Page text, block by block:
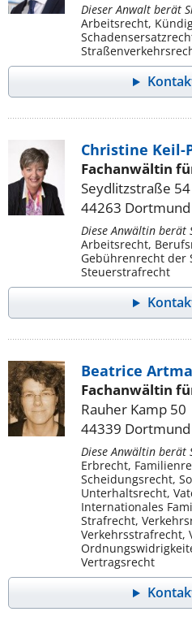
Dieser Anwalt berät
Arbeitsrecht,
Christine Keil-
Fachanwältin
Seydlitzstraße 54
44263 Dortmund
Diese Anwältin berät
Arbeitsrecht,
Gebührenrecht der
Steuerstrafrecht
Beatrice
Fachanwältin
Rauher Kamp 50
44339 Dortmund
Diese Anwältin berät
Erbrecht,
Scheidungsrecht,
Unterhaltsrecht,
Internationales
Strafrecht,
Verkehrsstrafrecht,
Vertragsrecht